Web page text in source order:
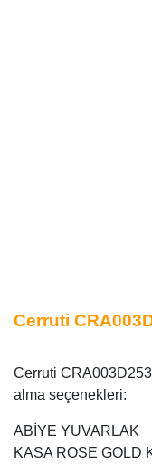
Cerruti
Cerruti
alma seçenekleri:
ABİYE YUVARLAK
KASA ROSE GOLD